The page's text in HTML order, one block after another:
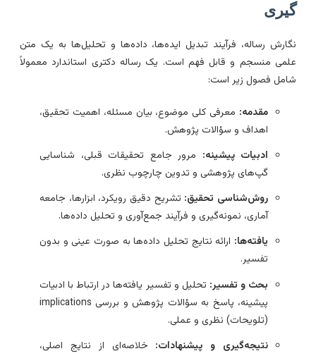
رساله، فرآیند تبدیل ایده‌ها، داده‌ها و تحلیل‌ها به یک متن
منسجم و قابل فهم است. یک رساله دکتری استاندارد معمولاً
فصول زیر است:
مقدمه:معرفی کلی موضوع، بیان مسئله، اهمیت تحقیق،
اهداف و سؤالات پژوهش.
ادبیات پیشینه:مرور جامع تحقیقات قبلی، شناسایی
گپ‌های پژوهشی و تدوین چارچوب نظری.
روش‌شناسی تحقیق:تشریح دقیق رویکرد، ابزارها، جامعه
آماری، نمونه‌گیری و فرآیند جمع‌آوری و تحلیل داده‌ها.
یافته‌ها:ارائه نتایج تحلیل داده‌ها به صورت عینی و بدون
تفسیر.
بحث و تفسیر:تحلیل و تفسیر یافته‌ها در ارتباط با ادبیات
پیشینه، پاسخ به سؤالات پژوهش و بررسی implications
(تلویحات) نظری و عملی.
نتیجه‌گیری و پیشنهادات:خلاصه‌ای از نتایج اصلی،